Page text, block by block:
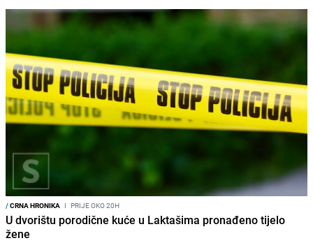
/CRNA HRONIKA I PRIJE OKO 20H
U dvorištu porodične kuće u Laktašima pronađeno tijelo
žene